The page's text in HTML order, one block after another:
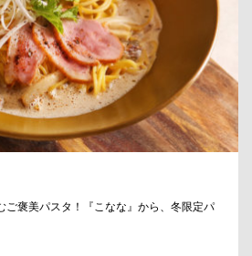
ご褒美パスタ！『こなな』から、冬限定パ